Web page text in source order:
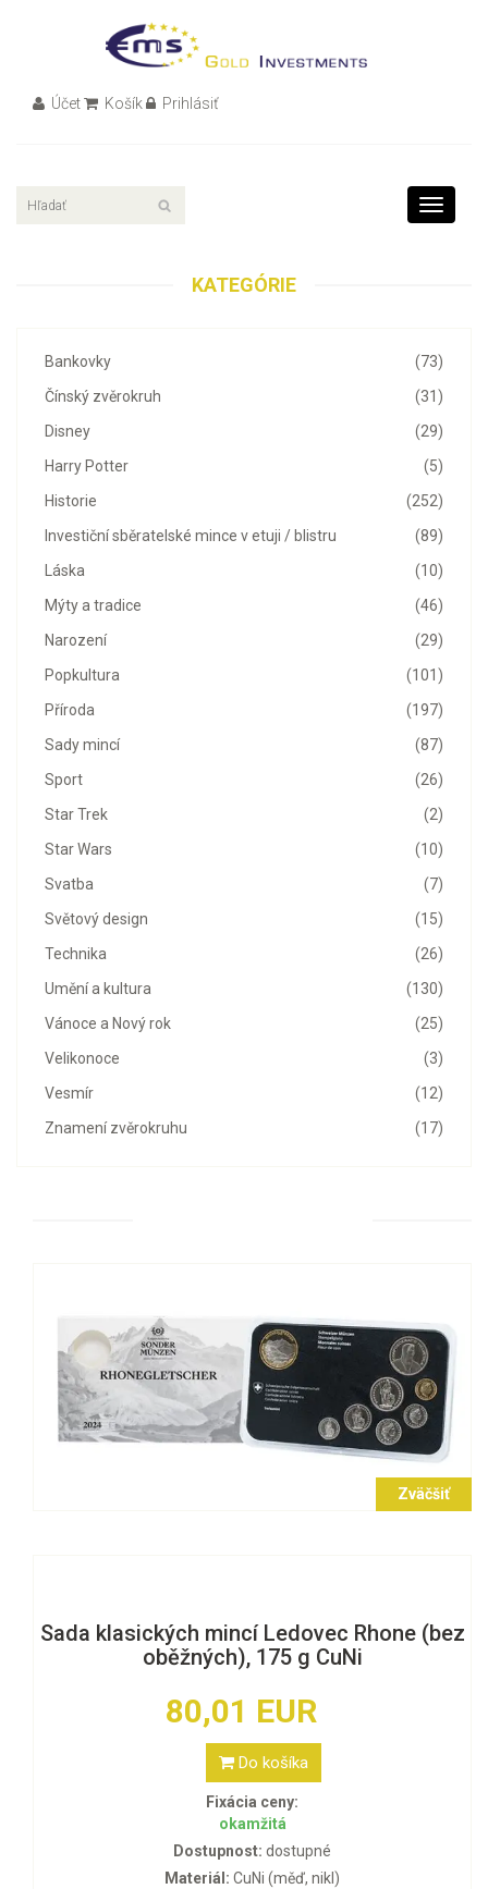
Účet Košík Prihlásiť
Toggle
KATEGÓRIE
(73)
Bankovky
(31)
Čínský zvěrokruh
(29)
Disney
(5)
Harry Potter
(252)
Historie
(89)
Investiční sběratelské mince v etuji / blistru
(10)
Láska
(46)
Mýty a tradice
(29)
Narození
(101)
Popkultura
(197)
Příroda
(87)
Sady mincí
(26)
Sport
(2)
Star Trek
(10)
Star Wars
(7)
Svatba
(15)
Světový design
(26)
Technika
(130)
Umění a kultura
(25)
Vánoce a Nový rok
(3)
Velikonoce
(12)
Vesmír
(17)
Znamení zvěrokruhu
Zväčšiť
Sada klasických mincí Ledovec Rhone (bez
oběžných), 175 g CuNi
80,01 EUR
Do košíka
Fixácia ceny:
okamžitá
Dostupnost: dostupné
Materiál: CuNi (měď, nikl)